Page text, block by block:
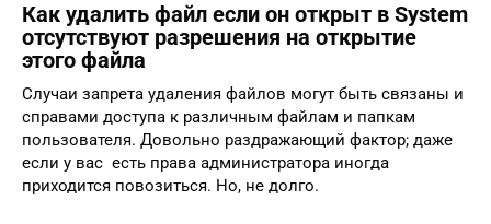
Как удалить файл если он открыт в System
отсутствуют разрешения на открытие
этого файла
Случаи запрета удаления файлов могут быть связаны и
справами доступа к различным файлам и папкам
пользователя. Довольно раздражающий фактор; даже
если у вас есть права администратора иногда
приходится повозиться. Но, не долго.